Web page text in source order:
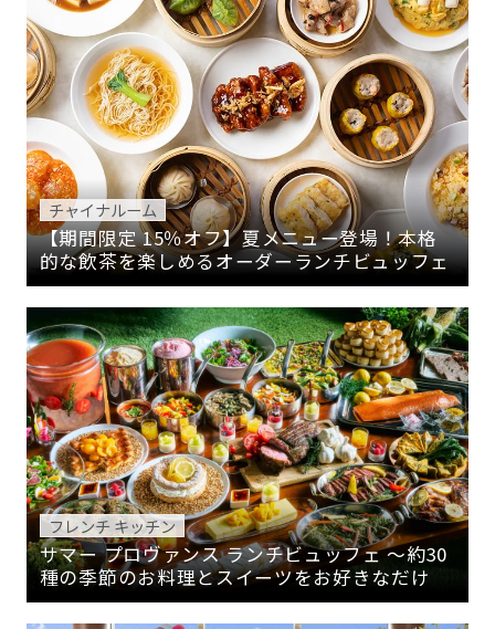
チャイナルーム
【期間限定 15％オフ】夏メニュー登場！本格
的な飲茶を楽しめるオーダーランチビュッフェ
フレンチ キッチン
サマー プロヴァンス ランチビュッフェ ～約30
種の季節のお料理とスイーツをお好きなだけ